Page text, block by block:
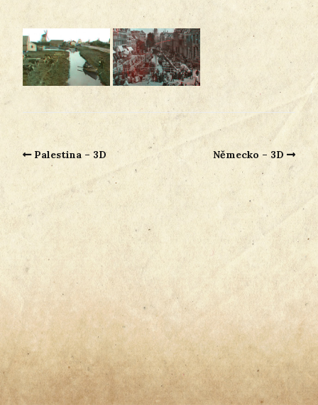
Palestina – 3D Německo – 3D